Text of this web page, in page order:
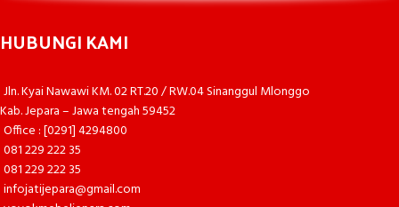
HUBUNGI KAMI
Jln. Kyai Nawawi KM. 02 RT.20 / RW.04 Sinanggul Mlonggo
Kab. Jepara – Jawa tengah 59452
Office : [0291] 4294800
081 229 222 35
081 229 222 35
infojatijepara@gmail.com